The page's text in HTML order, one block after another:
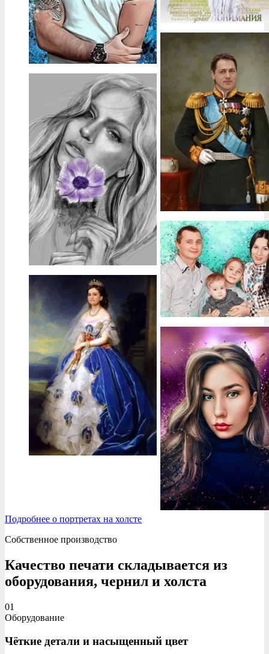
Подробнее о портретах на холсте
Собственное производство
Качество печати складывается из
оборудования, чернил и холста
01
Оборудование
Чёткие детали и насыщенный цвет